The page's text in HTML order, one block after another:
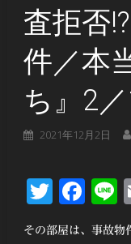
査拒否
件／本
ち』2
2021年12月2日
その部屋は、事故物